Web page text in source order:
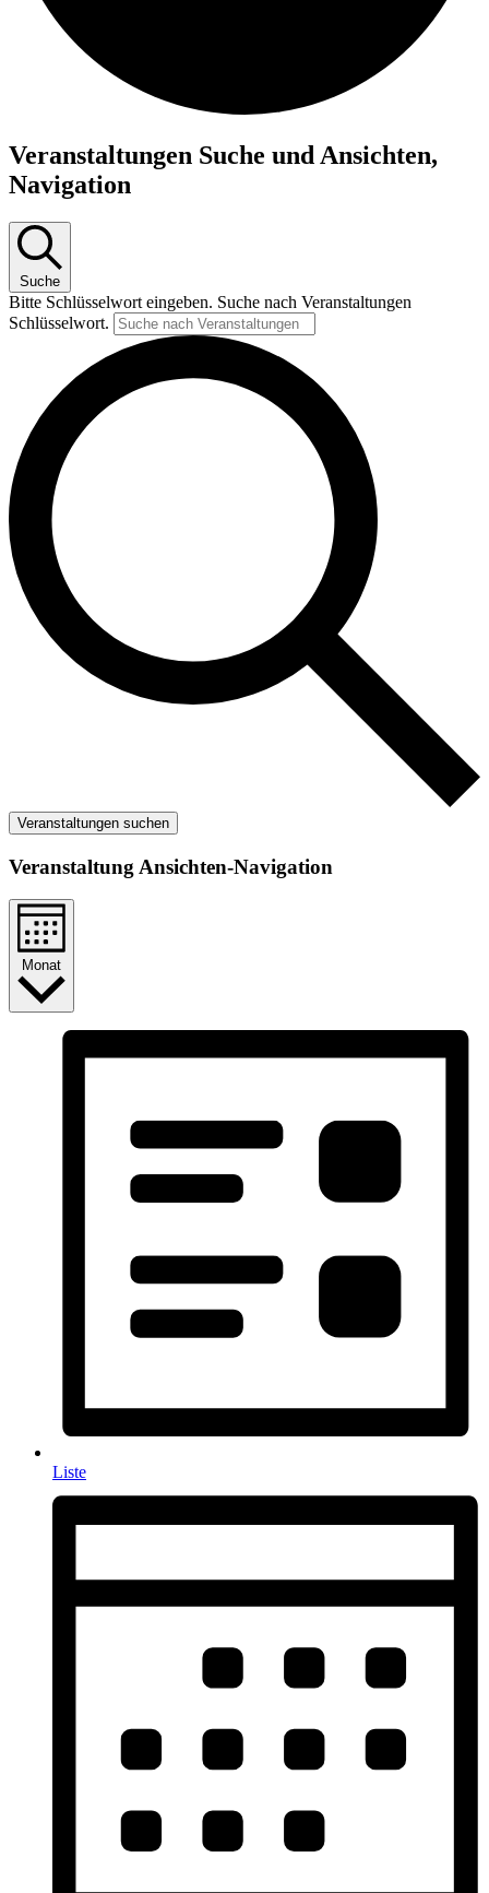
Veranstaltungen
Veranstaltungen Suche und Ansichten,
Navigation
Suche
Bitte Schlüsselwort eingeben. Suche nach Veranstaltungen
Schlüsselwort.
Veranstaltungen suchen
Veranstaltung Ansichten-Navigation
Monat
Liste